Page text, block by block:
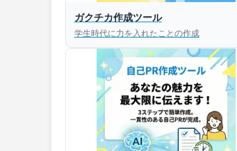
ガクチカ作成ツール
学生時代に力を入れたことの作成